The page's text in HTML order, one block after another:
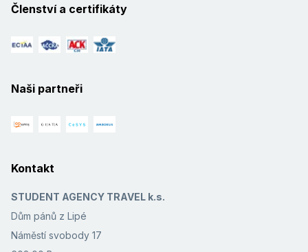
Členství a certifikáty
Naši partneři
Kontakt
STUDENT AGENCY TRAVEL k.s.
Dům pánů z Lipé
Náměstí svobody 17